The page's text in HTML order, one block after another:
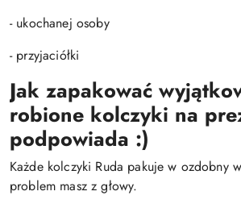
- ukochanej osoby
- przyjaciółki
Jak zapakować
robione kolczyki na
podpowiada :)
Każde kolczyki Ruda pakuje w ozdobny
problem masz z głowy.